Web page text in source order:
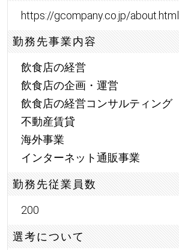
https://gcompany.co.jp/about.html
勤務先事業内容
飲食店の経営
飲食店の企画・運営
飲食店の経営コンサルティング
不動産賃貸
海外事業
インターネット通販事業
勤務先従業員数
200
選考について